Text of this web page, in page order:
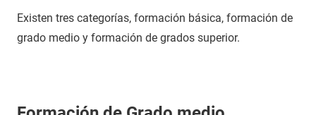
Existen tres categorías, formación básica, formación de
grado medio y formación de grados superior.